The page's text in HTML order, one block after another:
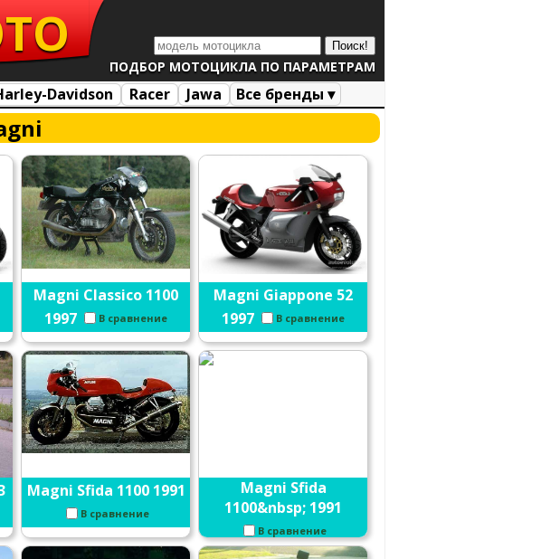
ПОДБОР МОТОЦИКЛА ПО ПАРАМЕТРАМ
Davidson Racer Jawa
Все бренды ▾
Magni Classico 1100
1997
В сравнение
Magni Giappone 52
1997
В сравнение
Magni Sfida 1100 1991
В сравнение
Magni Sfida
1100&nbsp; 1991
В сравнение